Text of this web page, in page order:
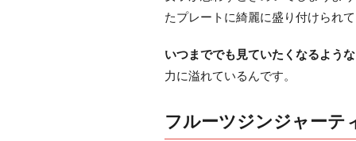
たプレートに綺麗に盛り付けられ
いつまででも見ていたくなるよう
力に溢れているんです。
フルーツジンジャーテ